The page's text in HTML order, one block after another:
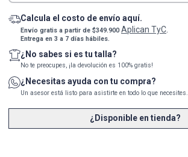
Calcula el costo de envío aquí.
Envío gratis a partir de $349.900Aplican TyC.
Entrega en 3 a 7 días hábiles.
¿No sabes si es tu talla?
No te preocupes, ¡la devolución es 100% gratis!
¿Necesitas ayuda con tu compra?
Un asesor está listo para asistirte en todo lo que necesites.
¿Disponible en tienda?